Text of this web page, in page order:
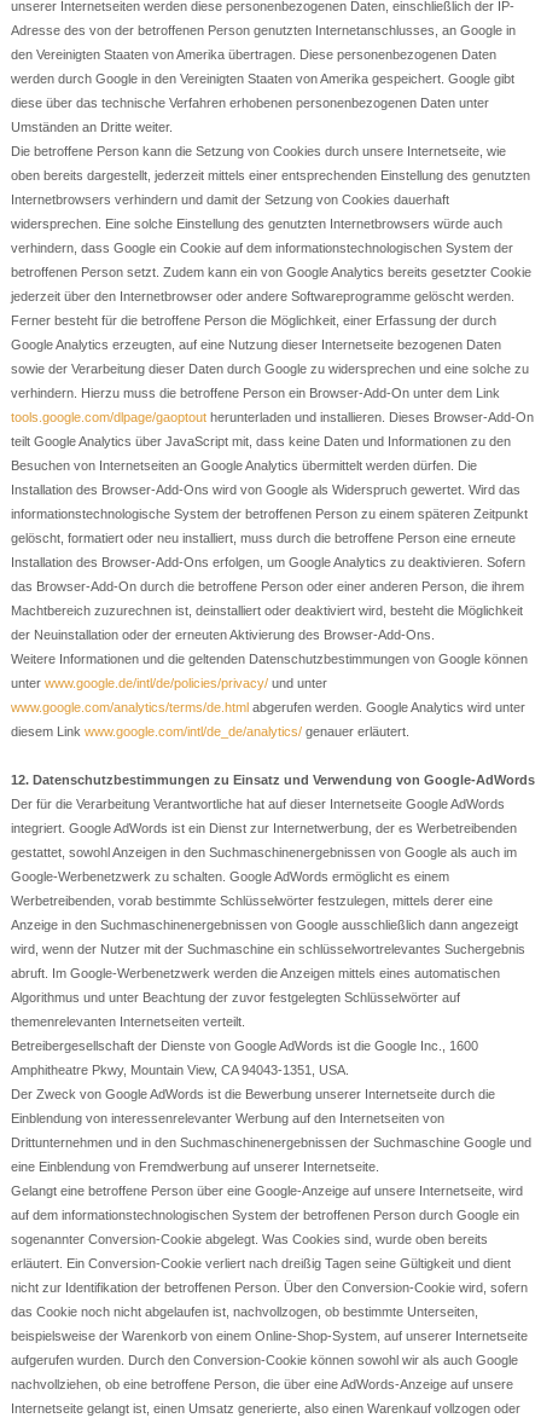
unserer Internetseiten werden diese personenbezogenen Daten, einschließlich der IP-
Adresse des von der betroffenen Person genutzten Internetanschlusses, an Google in
den Vereinigten Staaten von Amerika übertragen. Diese personenbezogenen Daten
werden durch Google in den Vereinigten Staaten von Amerika gespeichert. Google gibt
diese über das technische Verfahren erhobenen personenbezogenen Daten unter
Umständen an Dritte weiter.
Die betroffene Person kann die Setzung von Cookies durch unsere Internetseite, wie
oben bereits dargestellt, jederzeit mittels einer entsprechenden Einstellung des genutzten
Internetbrowsers verhindern und damit der Setzung von Cookies dauerhaft
widersprechen. Eine solche Einstellung des genutzten Internetbrowsers würde auch
verhindern, dass Google ein Cookie auf dem informationstechnologischen System der
betroffenen Person setzt. Zudem kann ein von Google Analytics bereits gesetzter Cookie
jederzeit über den Internetbrowser oder andere Softwareprogramme gelöscht werden.
Ferner besteht für die betroffene Person die Möglichkeit, einer Erfassung der durch
Google Analytics erzeugten, auf eine Nutzung dieser Internetseite bezogenen Daten
sowie der Verarbeitung dieser Daten durch Google zu widersprechen und eine solche zu
verhindern. Hierzu muss die betroffene Person ein Browser-Add-On unter dem Link
tools.google.com/dlpage/gaoptoutherunterladen und installieren. Dieses Browser-Add-On
teilt Google Analytics über JavaScript mit, dass keine Daten und Informationen zu den
Besuchen von Internetseiten an Google Analytics übermittelt werden dürfen. Die
Installation des Browser-Add-Ons wird von Google als Widerspruch gewertet. Wird das
informationstechnologische System der betroffenen Person zu einem späteren Zeitpunkt
gelöscht, formatiert oder neu installiert, muss durch die betroffene Person eine erneute
Installation des Browser-Add-Ons erfolgen, um Google Analytics zu deaktivieren. Sofern
das Browser-Add-On durch die betroffene Person oder einer anderen Person, die ihrem
Machtbereich zuzurechnen ist, deinstalliert oder deaktiviert wird, besteht die Möglichkeit
der Neuinstallation oder der erneuten Aktivierung des Browser-Add-Ons.
Weitere Informationen und die geltenden Datenschutzbestimmungen von Google können
unter www.google.de/intl/de/policies/privacy/und unter
www.google.com/analytics/terms/de.htmlabgerufen werden. Google Analytics wird unter
diesem Link www.google.com/intl/de_de/analytics/genauer erläutert.
12. Datenschutzbestimmungen zu Einsatz und Verwendung von Google-AdWords
Der für die Verarbeitung Verantwortliche hat auf dieser Internetseite Google AdWords
integriert. Google AdWords ist ein Dienst zur Internetwerbung, der es Werbetreibenden
gestattet, sowohl Anzeigen in den Suchmaschinenergebnissen von Google als auch im
Google-Werbenetzwerk zu schalten. Google AdWords ermöglicht es einem
Werbetreibenden, vorab bestimmte Schlüsselwörter festzulegen, mittels derer eine
Anzeige in den Suchmaschinenergebnissen von Google ausschließlich dann angezeigt
wird, wenn der Nutzer mit der Suchmaschine ein schlüsselwortrelevantes Suchergebnis
abruft. Im Google-Werbenetzwerk werden die Anzeigen mittels eines automatischen
Algorithmus und unter Beachtung der zuvor festgelegten Schlüsselwörter auf
themenrelevanten Internetseiten verteilt.
Betreibergesellschaft der Dienste von Google AdWords ist die Google Inc., 1600
Amphitheatre Pkwy, Mountain View, CA 94043-1351, USA.
Der Zweck von Google AdWords ist die Bewerbung unserer Internetseite durch die
Einblendung von interessenrelevanter Werbung auf den Internetseiten von
Drittunternehmen und in den Suchmaschinenergebnissen der Suchmaschine Google und
eine Einblendung von Fremdwerbung auf unserer Internetseite.
Gelangt eine betroffene Person über eine Google-Anzeige auf unsere Internetseite, wird
auf dem informationstechnologischen System der betroffenen Person durch Google ein
sogenannter Conversion-Cookie abgelegt. Was Cookies sind, wurde oben bereits
erläutert. Ein Conversion-Cookie verliert nach dreißig Tagen seine Gültigkeit und dient
nicht zur Identifikation der betroffenen Person. Über den Conversion-Cookie wird, sofern
das Cookie noch nicht abgelaufen ist, nachvollzogen, ob bestimmte Unterseiten,
beispielsweise der Warenkorb von einem Online-Shop-System, auf unserer Internetseite
aufgerufen wurden. Durch den Conversion-Cookie können sowohl wir als auch Google
nachvollziehen, ob eine betroffene Person, die über eine AdWords-Anzeige auf unsere
Internetseite gelangt ist, einen Umsatz generierte, also einen Warenkauf vollzogen oder